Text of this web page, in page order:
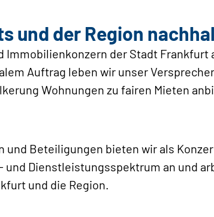
und der Region
Immobilienkonzern der Stadt Frankfurt
Auftrag leben wir unser
Wohnungen zu fairen Mieten
Beteiligungen bieten wir als
Dienstleistungsspektrum an und
und die Region.